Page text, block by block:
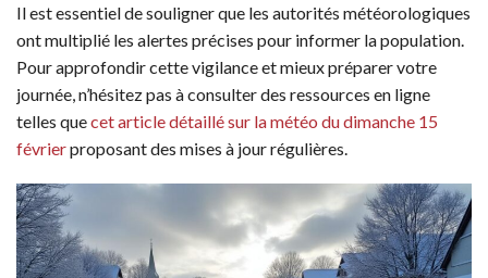
Il est essentiel de souligner que les autorités météorologiques
ont multiplié les alertes précises pour informer la population.
Pour approfondir cette vigilance et mieux préparer votre
journée, n’hésitez pas à consulter des ressources en ligne
telles quecet article détaillé sur la météo du dimanche 15
févrierproposant des mises à jour régulières.